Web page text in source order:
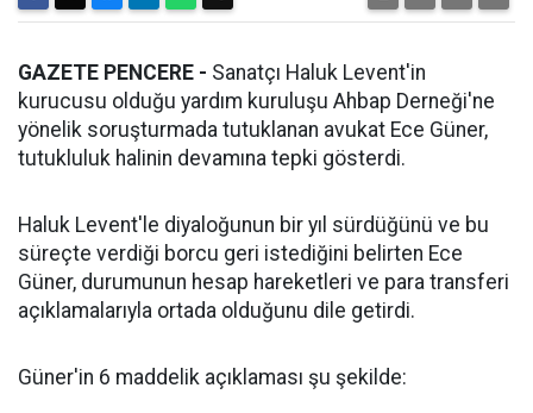
GAZETE PENCERE - Sanatçı Haluk Levent'in
kurucusu olduğu yardım kuruluşu Ahbap Derneği'ne
yönelik soruşturmada tutuklanan avukat Ece Güner,
tutukluluk halinin devamına tepki gösterdi.
Haluk Levent'le diyaloğunun bir yıl sürdüğünü ve bu
süreçte verdiği borcu geri istediğini belirten Ece
Güner, durumunun hesap hareketleri ve para transferi
açıklamalarıyla ortada olduğunu dile getirdi.
Güner'in 6 maddelik açıklaması şu şekilde: